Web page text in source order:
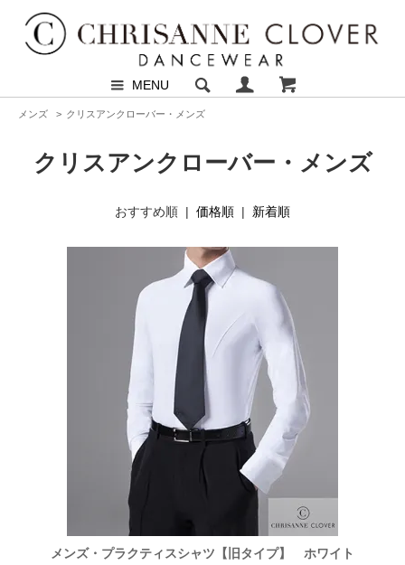
MENU
メンズ > クリスアンクローバー・メンズ
クリスアンクローバー・メンズ
おすすめ順 | 価格順 | 新着順
メンズ・プラクティスシャツ【旧タイプ】 ホワイト